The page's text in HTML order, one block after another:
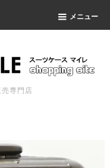
メニュー
専門店